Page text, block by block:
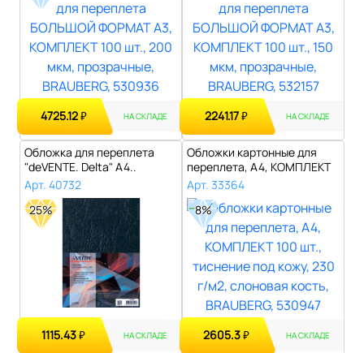
4725.12₽ НА СКЛАДЕ 2241.17₽ НА СКЛАДЕ
Обложка для переплета
"deVENTE. Delta" A4..
Арт. 40732
25%
1115.43₽ НА СКЛАДЕ
Обложки картонные для
переплета, А4, КОМПЛЕКТ
100 шт., ..
Арт. 33364
8%
2605.3₽ НА СКЛАДЕ